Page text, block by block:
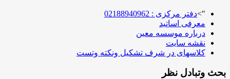
">دفتر مرکزی : 02188940962
معرفی اساتید
درباره موسسه معین
نقشه سایت
کلاسهای در شرف تشکیل ونکته وتست
بحث وتبادل نظر